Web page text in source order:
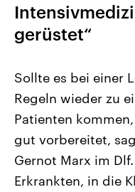
USA
Aktuelle Beiträge,
Hintergründe
Wirtschaftlich und
gehören die Vereinigten
den mächtigsten
mit großem Einfluss auf
gerüstet“
Sollte es bei einer
Regeln wieder zu
Patienten
gut vorbereitet,
Gernot Marx im
Erkrankten, in die